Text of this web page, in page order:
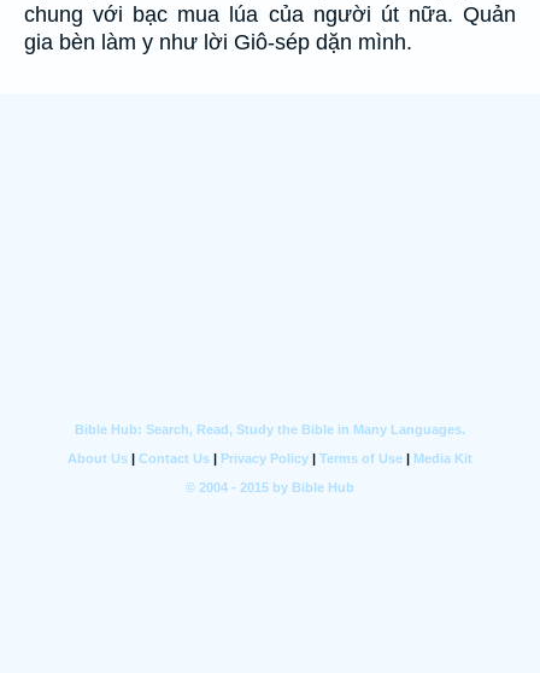
chung với bạc mua lúa của người út nữa. Quản
gia bèn làm y như lời Giô-sép dặn mình.